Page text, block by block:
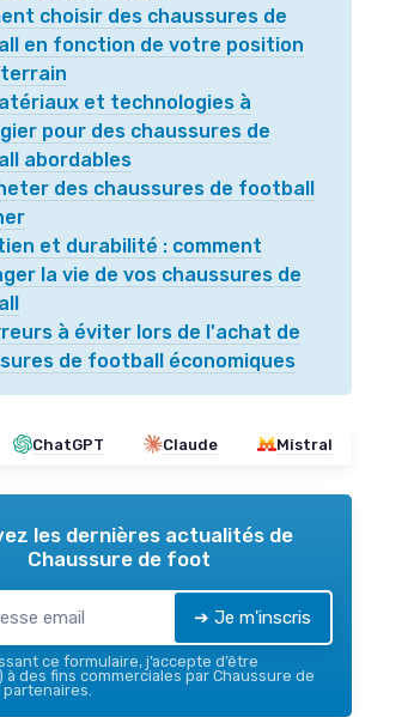
choisir des chaussures de
en fonction de votre position
et technologies à
pour des chaussures de
abordables
des chaussures de football
et durabilité : comment
la vie de vos chaussures de
à éviter lors de l'achat de
de football économiques
ChatGPT Claude Mistral
les dernières actualités de
Chaussure de foot
➔ Je m'inscris
ce formulaire, j’accepte d’être
à des fins commerciales par Chaussure de